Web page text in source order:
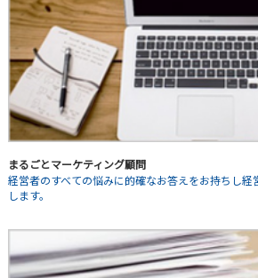
まるごとマーケティング顧問
経営者のすべての悩みに的確なお答えをお持ちし経
します。